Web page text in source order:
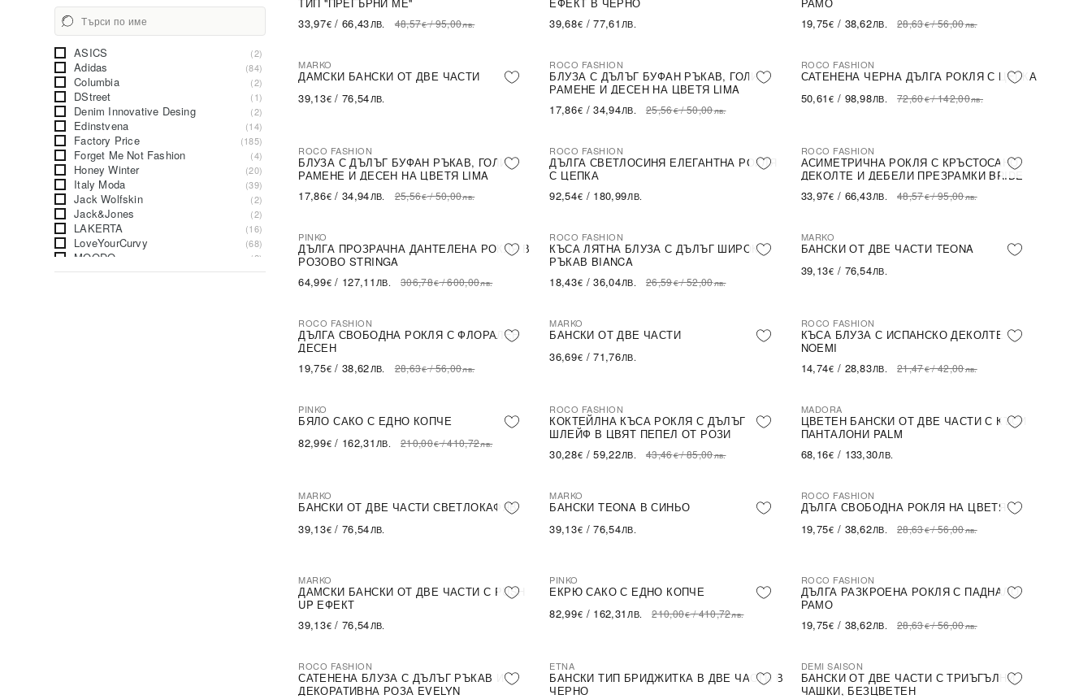
ASICS (2)
Adidas (84)
Columbia (2)
DStreet (1)
Denim Innovative Desing (2)
Edinstvena (14)
Factory Price (185)
Forget Me Not Fashion (4)
Honey Winter (20)
Italy Moda (39)
Jack Wolfskin (2)
Jack&Jones (2)
LAKERTA (16)
LoveYourCurvy (68)
MOODO (2)
May By Shining Star (2)
33,97€ /66,43ЛВ. 48,57€/95,00лв.
39,68€ /77,61 ЛВ.
19,75€ / 38,62ЛВ. 28,63€/56,00лв.
MARKO
ДАМСКИ БАНСКИ ОТ ДВЕ ЧАСТИ
39,13€ /76,54ЛВ.
-30%
ROCO FASHION
БЛУЗА С ДЪЛЪГ БУФАН РЪКАВ, ГОЛИ
РАМЕНЕ И ДЕСЕН НА ЦВЕТЯ LIMA
17,86€ /34,94ЛВ. 25,56€/50,00лв.
-30%
ROCO FASHION
САТЕНЕНА ЧЕРНА ДЪЛГА РОКЛЯ С ЦЕПКА
50,61 € / 98,98ЛВ. 72,60€/142,00лв.
-30%
ROCO FASHION
БЛУЗА С ДЪЛЪГ БУФАН РЪКАВ, ГОЛИ
РАМЕНЕ И ДЕСЕН НА ЦВЕТЯ LIMA
17,86€ /34,94ЛВ. 25,56€/50,00лв.
ROCO FASHION
ДЪЛГА СВЕТЛОСИНЯ ЕЛЕГАНТНА РОКЛЯ
С ЦЕПКА
92,54€ / 180,99ЛВ.
-30%
ROCO FASHION
АСИМЕТРИЧНА РОКЛЯ С КРЪСТОСАНО
ДЕКОЛТЕ И ДЕБЕЛИ ПРЕЗРАМКИ BRIDE
33,97€ / 66,43ЛВ. 48,57€/95,00лв.
-79% SALE
PINKO
ДЪЛГА ПРОЗРАЧНА ДАНТЕЛЕНА РОКЛЯ В
РОЗОВО STRINGA
64,99€ / 127,11 ЛВ. 306,78€/600,00лв.
-31%
ROCO FASHION
КЪСА ЛЯТНА БЛУЗА С ДЪЛЪГ ШИРОК
РЪКАВ BIANCA
18,43€ /36,04ЛВ. 26,59€/52,00лв.
MARKO
БАНСКИ ОТ ДВЕ ЧАСТИ TEONA
39,13€ / 76,54ЛВ.
-31%
ROCO FASHION
ДЪЛГА СВОБОДНА РОКЛЯ С ФЛОРАЛЕН
ДЕСЕН
19,75€ /38,62ЛВ. 28,63€/56,00лв.
MARKO
БАНСКИ ОТ ДВЕ ЧАСТИ
36,69€ /71,76ЛВ.
-31%
ROCO FASHION
КЪСА БЛУЗА С ИСПАНСКО ДЕКОЛТЕ
NOEMI
14,74€ / 28,83ЛВ. 21,47€/42,00лв.
-60% SALE
PINKO
БЯЛО САКО С ЕДНО КОПЧЕ
82,99€ / 162,31 ЛВ. 210,00€/410,72лв.
-30%
ROCO FASHION
КОКТЕЙЛНА КЪСА РОКЛЯ С ДЪЛЪГ
ШЛЕЙФ В ЦВЯТ ПЕПЕЛ ОТ РОЗИ
30,28€ /59,22ЛВ. 43,46€/85,00лв.
MADORA
ЦВЕТЕН БАНСКИ ОТ ДВЕ ЧАСТИ С КЪСИ
ПАНТАЛОНИ PALM
68,16€ / 133,30ЛВ.
MARKO
БАНСКИ ОТ ДВЕ ЧАСТИ СВЕТЛОКАФЯВ
39,13€ /76,54ЛВ.
MARKO
БАНСКИ TEONA В СИНЬО
39,13€ /76,54ЛВ.
-31%
ROCO FASHION
ДЪЛГА СВОБОДНА РОКЛЯ НА ЦВЕТЯ
19,75€ / 38,62ЛВ. 28,63€/56,00лв.
MARKO
ДАМСКИ БАНСКИ ОТ ДВЕ ЧАСТИ С PUSH
UP ЕФЕКТ
39,13€ /76,54ЛВ.
-60% SALE
PINKO
ЕКРЮ САКО С ЕДНО КОПЧЕ
82,99€ / 162,31 ЛВ. 210,00€/410,72лв.
-31%
ROCO FASHION
ДЪЛГА РАЗКРОЕНА РОКЛЯ С ПАДНАЛО
РАМО
19,75€ / 38,62ЛВ. 28,63€/56,00лв.
-30%
ROCO FASHION
САТЕНЕНА БЛУЗА С ДЪЛЪГ РЪКАВ И
ДЕКОРАТИВНА РОЗА EVELYN
ETNA
БАНСКИ ТИП БРИДЖИТКА В ДВЕ ЧАСТИ В
ЧЕРНО
DEMI SAISON
БАНСКИ ОТ ДВЕ ЧАСТИ С ТРИЪГЪЛНИ
ЧАШКИ, БЕЗЦВЕТЕН